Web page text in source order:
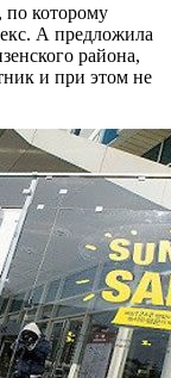
по которому
А предложила
района,
и при этом не